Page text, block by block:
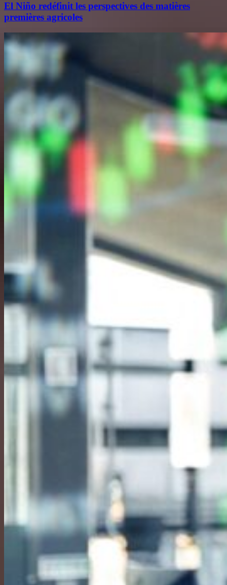
El Niño redéfinit les perspectives des matières
premières agricoles